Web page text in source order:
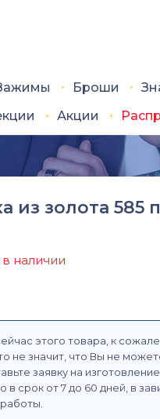
Броши
Акции
из золота 585
наличии
этого товара, к
не значит, что Вы не
заявку на
в срок от 7 до 60 дней, в